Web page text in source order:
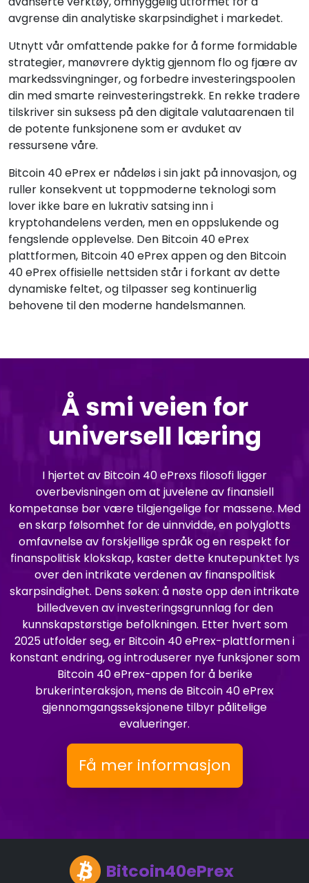
avgrense din analytiske skarpsindighet i markedet.
Utnytt vår omfattende pakke for å forme formidable
strategier, manøvrere dyktig gjennom flo og fjære av
markedssvingninger, og forbedre investeringspoolen
din med smarte reinvesteringstrekk. En rekke tradere
tilskriver sin suksess på den digitale valutaarenaen til
de potente funksjonene som er avduket av
ressursene våre.
Bitcoin 40 ePrex er nådeløs i sin jakt på innovasjon, og
ruller konsekvent ut toppmoderne teknologi som
lover ikke bare en lukrativ satsing inn i
kryptohandelens verden, men en oppslukende og
fengslende opplevelse. Den Bitcoin 40 ePrex
plattformen, Bitcoin 40 ePrex appen og den Bitcoin
40 ePrex offisielle nettsiden står i forkant av dette
dynamiske feltet, og tilpasser seg kontinuerlig
behovene til den moderne handelsmannen.
Å smi veien for
universell læring
I hjertet av Bitcoin 40 ePrexs filosofi ligger
overbevisningen om at juvelene av finansiell
kompetanse bør være tilgjengelige for massene. Med
en skarp følsomhet for de uinnvidde, en polyglotts
omfavnelse av forskjellige språk og en respekt for
finanspolitisk klokskap, kaster dette knutepunktet lys
over den intrikate verdenen av finanspolitisk
skarpsindighet. Dens søken: å nøste opp den intrikate
billedveven av investeringsgrunnlag for den
kunnskapstørstige befolkningen. Etter hvert som
2025 utfolder seg, er Bitcoin 40 ePrex-plattformen i
konstant endring, og introduserer nye funksjoner som
Bitcoin 40 ePrex-appen for å berike
brukerinteraksjon, mens de Bitcoin 40 ePrex
gjennomgangsseksjonene tilbyr pålitelige
evalueringer.
Få mer informasjon
Bitcoin40ePrex